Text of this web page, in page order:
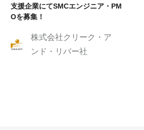
支援企業にてSMCエンジニア・PM
Oを募集！
株式会社クリーク・ア
ンド・リバー社